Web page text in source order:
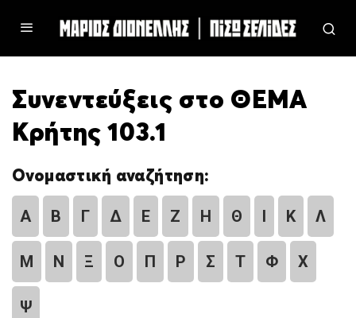
Συνεντεύξεις στο ΘΕΜΑ
Κρήτης 103.1
Ονομαστική αναζήτηση:
Α Β Γ Δ Ε Ζ Η Θ Ι Κ Λ
Μ Ν Ξ Ο Π Ρ Σ Τ Φ Χ
Ψ